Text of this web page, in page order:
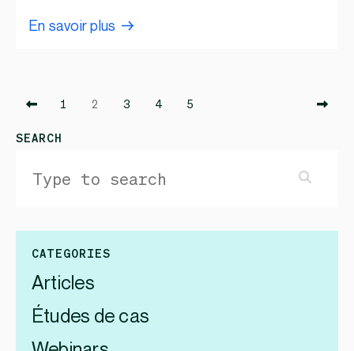
En savoir plus
1 2 3 4 5
SEARCH
CATEGORIES
Articles
Études de cas